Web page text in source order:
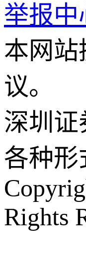
举报中
本网
议。
深圳
各种形
Rights